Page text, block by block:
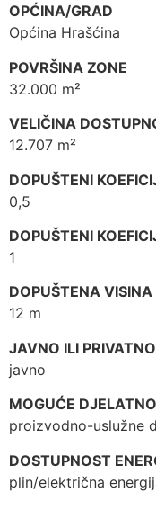
OPĆINA/GRAD
Općina Hrašćina
POVRŠINA ZONE
32.000 m²
VELIČINA
12.707 m²
DOPUŠTENI
0,5
DOPUŠTENI
1
DOPUŠTENA
12 m
JAVNO ILI
javno
MOGUĆE
proizvodno-uslužne
DOSTUPNOST
plin/električna